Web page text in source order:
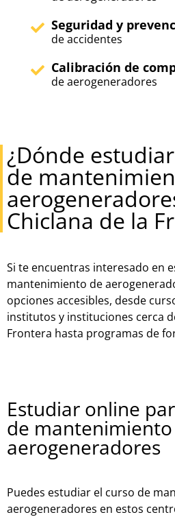
Seguridad y
de accidentes
Calibración de
de aerogeneradores
¿Dónde
de
Chiclana de la
Si te encuentras interesado en
mantenimiento de
opciones accesibles, desde
institutos y instituciones cerca
Frontera hasta programas de
Estudiar online
de
aerogeneradores
Puedes estudiar el curso de
aerogeneradores en estos